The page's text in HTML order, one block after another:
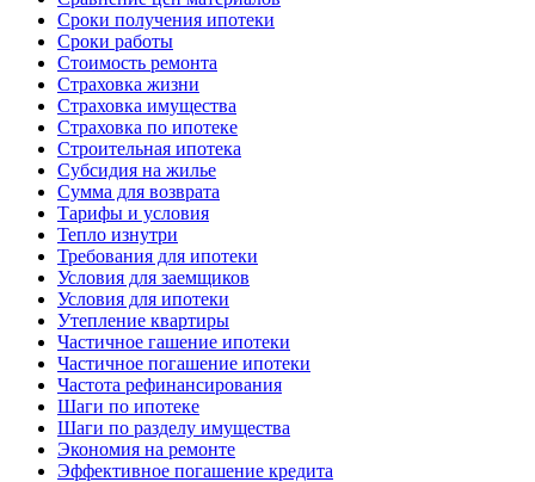
Сроки получения ипотеки
Сроки работы
Стоимость ремонта
Страховка жизни
Страховка имущества
Страховка по ипотеке
Строительная ипотека
Субсидия на жилье
Сумма для возврата
Тарифы и условия
Тепло изнутри
Требования для ипотеки
Условия для заемщиков
Условия для ипотеки
Утепление квартиры
Частичное гашение ипотеки
Частичное погашение ипотеки
Частота рефинансирования
Шаги по ипотеке
Шаги по разделу имущества
Экономия на ремонте
Эффективное погашение кредита